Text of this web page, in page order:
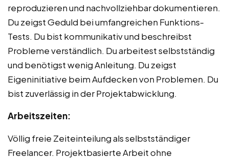
reproduzieren und nachvollziehbar dokumentieren.
Du zeigst Geduld bei umfangreichen Funktions-
Tests. Du bist kommunikativ und beschreibst
Probleme verständlich. Du arbeitest selbstständig
und benötigst wenig Anleitung. Du zeigst
Eigeninitiative beim Aufdecken von Problemen. Du
bist zuverlässig in der Projektabwicklung.
Arbeitszeiten:
Völlig freie Zeiteinteilung als selbstständiger
Freelancer. Projektbasierte Arbeit ohne